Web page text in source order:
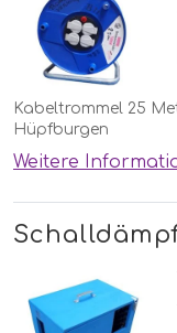
Kabeltrommel 25
Hüpfburgen
Weitere